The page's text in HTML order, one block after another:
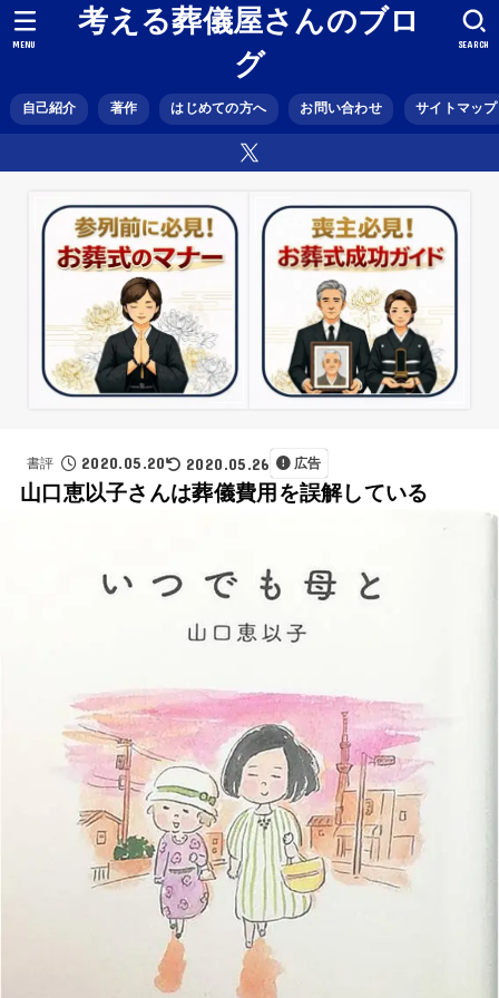
考える葬儀屋さんのブロ
グ
自己紹介 著作 はじめての方へ お問い合わせ サイトマップ
SEARCH
MENU
書評 2020.05.20 2020.05.26 広告
山口恵以子さんは葬儀費用を誤解している